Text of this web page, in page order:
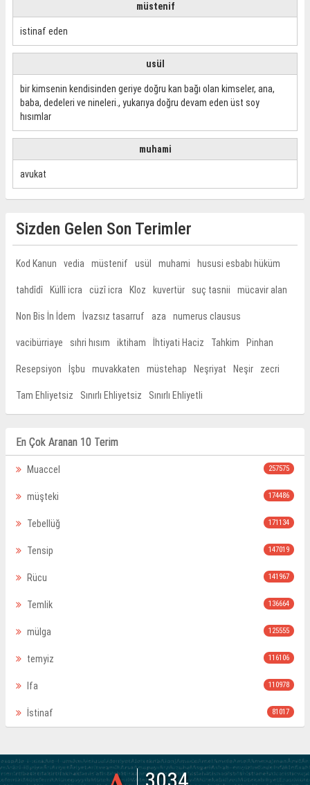
müstenif
istinaf eden
usül
bir kimsenin kendisinden geriye doğru kan bağı olan kimseler, ana,
baba, dedeleri ve nineleri., yukarıya doğru devam eden üst soy
hısımlar
muhami
avukat
Sizden Gelen Son Terimler
Kod Kanun vedia müstenif usül muhami hususi esbabı hüküm
tahdîdî Küllî icra cüzî icra Kloz kuvertür suç tasnii mücavir alan
Non Bis İn İdem İvazsız tasarruf aza numerus clausus
vacibürriaye sıhri hısım iktiham İhtiyati Haciz Tahkim Pinhan
Resepsiyon İşbu muvakkaten müstehap Neşriyat Neşir zecri
Tam Ehliyetsiz Sınırlı Ehliyetsiz Sınırlı Ehliyetli
En Çok Aranan 10 Terim
Muaccel 257575
müşteki 174486
Tebellüğ 171134
Tensip 147019
Rücu 141967
Temlik 136664
mülga 125555
temyiz 116106
Ifa 110978
İstinaf 81017